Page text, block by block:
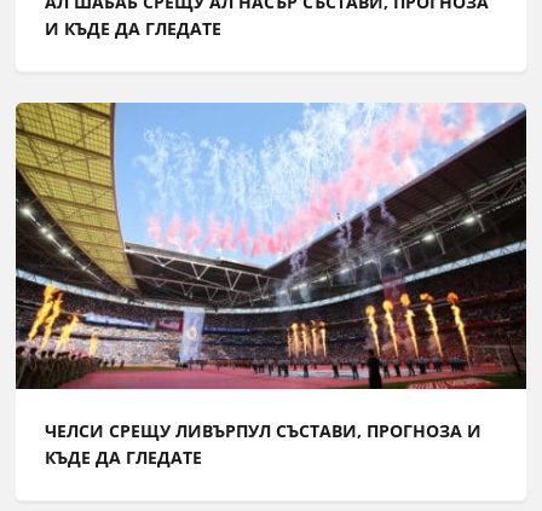
И КЪДЕ ДА ГЛЕДАТЕ
ЧЕЛСИ СРЕЩУ ЛИВЪРПУЛ СЪСТАВИ, ПРОГНОЗА И
КЪДЕ ДА ГЛЕДАТЕ